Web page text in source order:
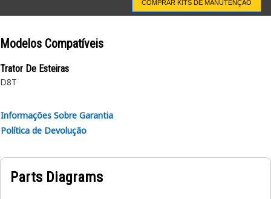
COMPRAR KITS DE MANUTENÇÃO
Modelos Compatíveis
Trator De Esteiras
D8T
Informações Sobre Garantia
Política de Devolução
Parts Diagrams